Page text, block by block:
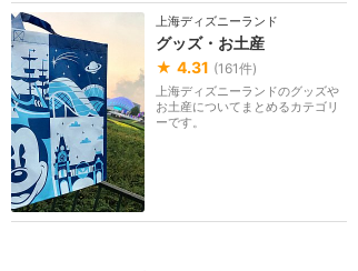
上海ディズニーランド
グッズ・お土産
★ 4.31 (161件)
上海ディズニーランドのグッズや
お土産についてまとめるカテゴリ
ーです。